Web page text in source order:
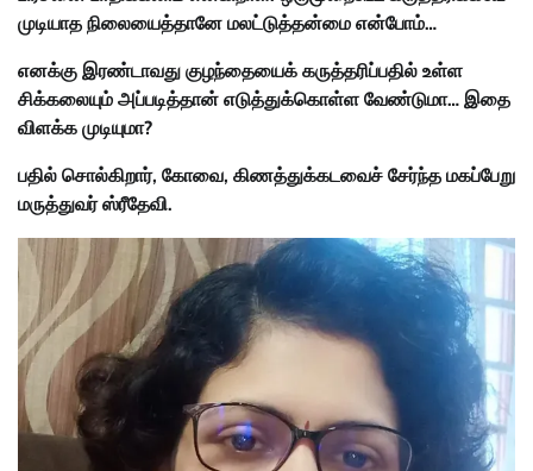
முடியாத நிலையைத்தானே மலட்டுத்தன்மை என்போம்…
எனக்கு இரண்டாவது குழந்தையைக் கருத்தரிப்பதில் உள்ள
சிக்கலையும் அப்படித்தான் எடுத்துக்கொள்ள வேண்டுமா… இதை
விளக்க முடியுமா?
பதில் சொல்கிறார், கோவை, கிணத்துக்கடவைச் சேர்ந்த மகப்பேறு
மருத்துவர் ஸ்ரீதேவி.